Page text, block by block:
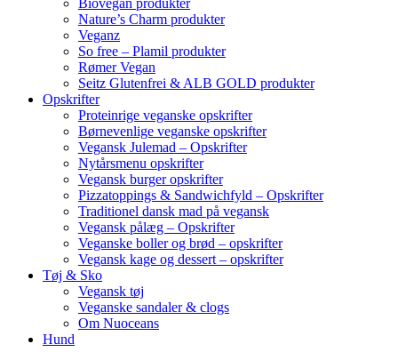
Nature’s Charm produkter
Veganz
So free – Plamil produkter
Rømer Vegan
Seitz Glutenfrei & ALB GOLD produkter
Opskrifter
Proteinrige veganske opskrifter
Børnevenlige veganske opskrifter
Vegansk Julemad – Opskrifter
Nytårsmenu opskrifter
Vegansk burger opskrifter
Pizzatoppings & Sandwichfyld – Opskrifter
Traditionel dansk mad på vegansk
Vegansk pålæg – Opskrifter
Veganske boller og brød – opskrifter
Vegansk kage og dessert – opskrifter
Tøj & Sko
Vegansk tøj
Veganske sandaler & clogs
Om Nuoceans
Hund